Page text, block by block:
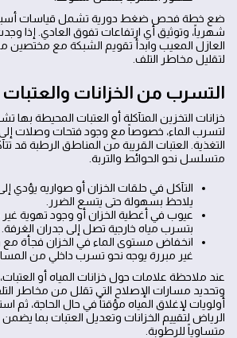
ضع خطة فحص ضغط دورية تشمل قياسات
شهرياً، وتوثيق أي ارتفاعات تفوق العادي. إذا
العازل المعيب وابدأ تقويم الشبكة مع مختصين
لتقليل مخاطر التلف.
التسرب من الخزانات والعتبات
خزانات التخزين المتآكلة أو العتبات المحيطة
لتسرب الماء، خصوصاً مع وجود فتحات وصلات
التغذية. العتبات القريبة من المناطق الرطبة
متسلسل نحو الحوائط والتربة.
التآكل في حلقات الخزان أو صواريه يؤدي
يلاحظ بسهولة حتى يتسع الضرر.
عيوب في أغطية الخزان أو وجود تهوية
بتسرب مياه خارجية تصل إلى جدران الغرفة.
انخفاض مستوى الماء في الخزان فجأة
غير مبررة يوجه نحو تسرب داخلي من
عند ملاحظة علامات حول خزانات المياه أو
وتحديد مسارات الإصلاح التي تقلل من مخاطر
أولويات لإغلاق المياه مؤقتاً في حال الحاجة، ثم
الرياض لتقييم الخزانات وتعديل العتبات بما
متساوياً للرطوبة.